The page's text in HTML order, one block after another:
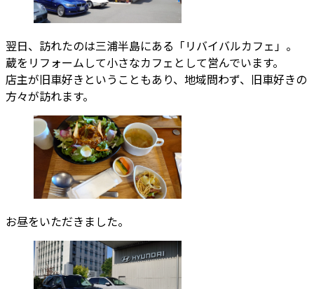
翌日、訪れたのは三浦半島にある「リバイバルカフェ」。
蔵をリフォームして小さなカフェとして営んでいます。
店主が旧車好きということもあり、地域問わず、旧車好きの
方々が訪れます。
お昼をいただきました。